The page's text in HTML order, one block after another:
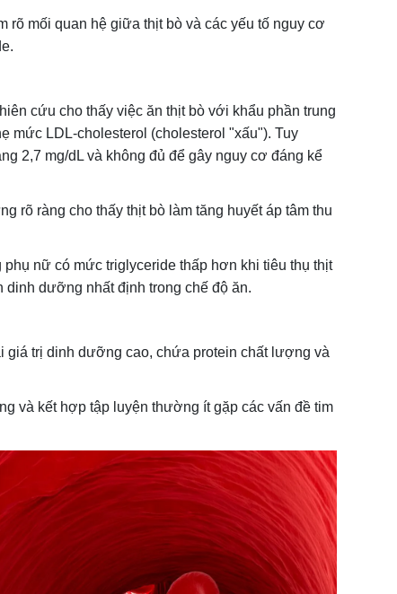
mối quan hệ giữa thịt bò và các yếu tố nguy cơ
cứu cho thấy việc ăn thịt bò với khẩu phần trung
mức LDL-cholesterol (cholesterol "xấu"). Tuy
2,7 mg/dL và không đủ để gây nguy cơ đáng kể
rõ ràng cho thấy thịt bò làm tăng huyết áp tâm thu
phụ nữ có mức triglyceride thấp hơn khi tiêu thụ thịt
dinh dưỡng nhất định trong chế độ ăn.
giá trị dinh dưỡng cao, chứa protein chất lượng và
và kết hợp tập luyện thường ít gặp các vấn đề tim